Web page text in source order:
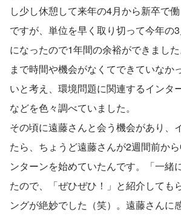
し少し休憩して来年の4月から新卒で
ですが、単位を早く取り切って今年の
になったので1年間の余裕ができまし
まで時間や機会がなくてできていなか
いと考え、環境問題に関連するインタ
などを色々調べていました。
その頃に遠藤さんと会う機会があり、
たら、ちょうど遠藤さんが2週間前か
ンターンを始めていたんです。「一緒
たので、「ぜひぜひ！」と紹介しても
ングが絶妙でした（笑）。遠藤さんに